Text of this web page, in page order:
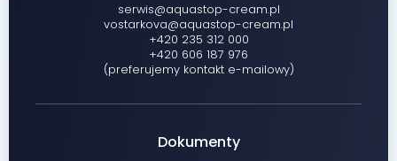
serwis@aquastop-cream.pl
vostarkova@aquastop-cream.pl
+420 235 312 000
+420 606 187 976
(preferujemy kontakt e-mailowy)
Dokumenty